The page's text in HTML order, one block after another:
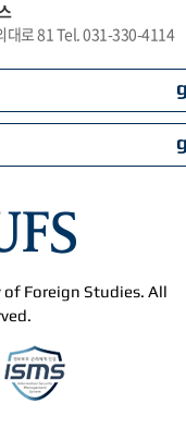
대로 81 Tel. 031-330-4114
Foreign Studies. All